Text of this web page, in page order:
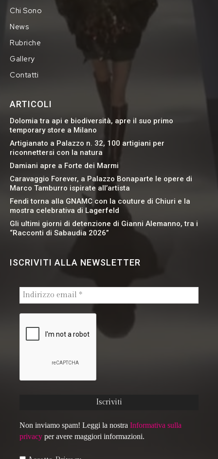
Chi Sono
News
Rubriche
Gallery
Contatti
ARTICOLI
Dolomia tra api e biodiversità, apre il suo primo
temporary store a Milano
Artigianato a Palazzo n. 32, 100 artigiani per
riconnettersi con la natura
Damiani apre a Forte dei Marmi
Caravaggio Forever, a Palazzo Bonaparte le opere di
Marco Tamburro ispirate all’artista
Fendi torna alla GNAMC con la couture di Chiuri e la
mostra celebrativa di Lagerfeld
Gli ultimi giorni di detenzione di Gianni Alemanno, tra i
“Racconti di Sabaudia 2026”
ISCRIVITI ALLA NEWSLETTER
Non inviamo spam! Leggi la nostra Informativa sulla
privacy per avere maggiori informazioni.